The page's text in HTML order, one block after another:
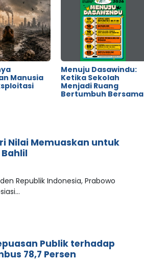
Manusia
Menuju Dasawindu:
Ketika Sekolah
Menjadi Ruang
Bertumbuh Bersama
Nilai Memuaskan untuk
Bahlil
Republik Indonesia, Prabowo
Publik terhadap
78,7 Persen